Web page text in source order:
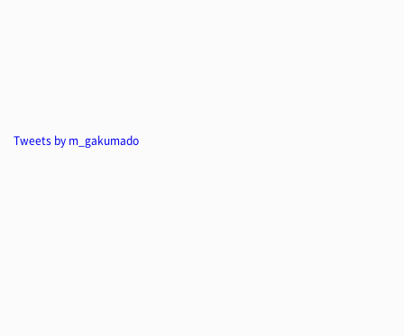
Tweets by m_gakumado